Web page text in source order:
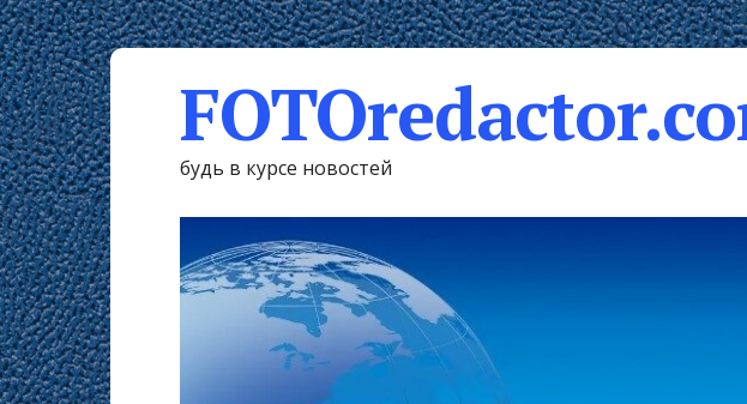
будь в курсе новостей